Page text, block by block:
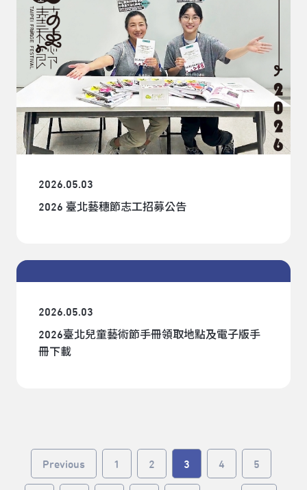
2026.05.03
2026 臺北藝穗節志工招募公告
2026.05.03
2026臺北兒童藝術節手冊領取地點及電子版手
冊下載
Previous 1 2 3 4 5